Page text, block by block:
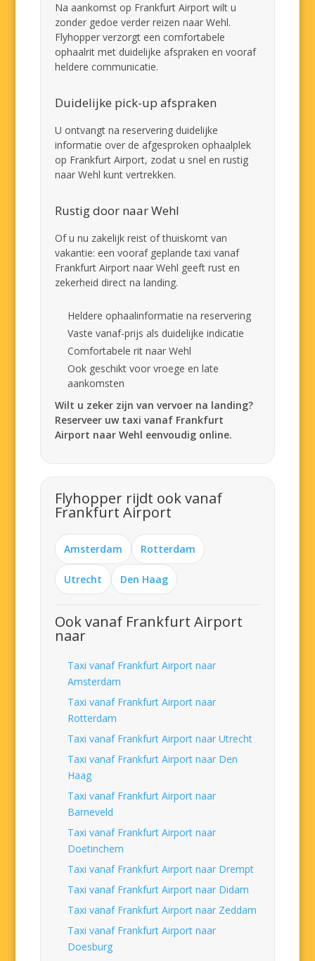
Na aankomst op Frankfurt Airport wilt u
zonder gedoe verder reizen naar Wehl.
Flyhopper verzorgt een comfortabele
ophaalrit met duidelijke afspraken en vooraf
heldere communicatie.
Duidelijke pick-up afspraken
U ontvangt na reservering duidelijke
informatie over de afgesproken ophaalplek
op Frankfurt Airport, zodat u snel en rustig
naar Wehl kunt vertrekken.
Rustig door naar Wehl
Of u nu zakelijk reist of thuiskomt van
vakantie: een vooraf geplande taxi vanaf
Frankfurt Airport naar Wehl geeft rust en
zekerheid direct na landing.
Heldere ophaalinformatie na reservering
Vaste vanaf-prijs als duidelijke indicatie
Comfortabele rit naar Wehl
Ook geschikt voor vroege en late
aankomsten
Wilt u zeker zijn van vervoer na landing?
Reserveer uw taxi vanaf Frankfurt
Airport naar Wehl eenvoudig online.
Flyhopper rijdt ook vanaf
Frankfurt Airport
Amsterdam Rotterdam
Utrecht Den Haag
Ook vanaf Frankfurt Airport
naar
Taxi vanaf Frankfurt Airport naar
Amsterdam
Taxi vanaf Frankfurt Airport naar
Rotterdam
Taxi vanaf Frankfurt Airport naar Utrecht
Taxi vanaf Frankfurt Airport naar Den
Haag
Taxi vanaf Frankfurt Airport naar
Barneveld
Taxi vanaf Frankfurt Airport naar
Doetinchem
Taxi vanaf Frankfurt Airport naar Drempt
Taxi vanaf Frankfurt Airport naar Didam
Taxi vanaf Frankfurt Airport naar Zeddam
Taxi vanaf Frankfurt Airport naar
Doesburg